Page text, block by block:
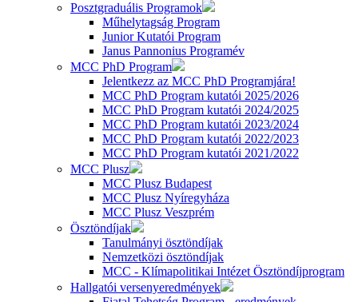
Posztgraduális Programok
Műhelytagság Program
Junior Kutatói Program
Janus Pannonius Programév
MCC PhD Program
Jelentkezz az MCC PhD Programjára!
MCC PhD Program kutatói 2025/2026
MCC PhD Program kutatói 2024/2025
MCC PhD Program kutatói 2023/2024
MCC PhD Program kutatói 2022/2023
MCC PhD Program kutatói 2021/2022
MCC Plusz
MCC Plusz Budapest
MCC Plusz Nyíregyháza
MCC Plusz Veszprém
Ösztöndíjak
Tanulmányi ösztöndíjak
Nemzetközi ösztöndíjak
MCC - Klímapolitikai Intézet Ösztöndíjprogram
Hallgatói versenyeredmények